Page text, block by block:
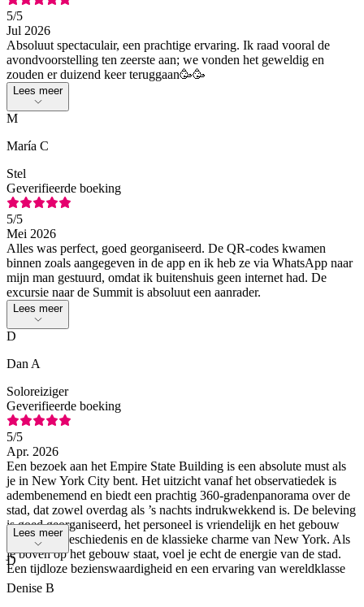
5/5
Jul 2026
Absoluut spectaculair, een prachtige ervaring. Ik raad vooral de
avondvoorstelling ten zeerste aan; we vonden het geweldig en
zouden er duizend keer teruggaan🥳🥳
Lees meer
M
María C
Stel
Geverifieerde boeking
5/5
Mei 2026
Alles was perfect, goed georganiseerd. De QR-codes kwamen
binnen zoals aangegeven in de app en ik heb ze via WhatsApp naar
mijn man gestuurd, omdat ik buitenshuis geen internet had. De
excursie naar de Summit is absoluut een aanrader.
Lees meer
D
Dan A
Soloreiziger
Geverifieerde boeking
5/5
Apr. 2026
Een bezoek aan het Empire State Building is een absolute must als
je in New York City bent. Het uitzicht vanaf het observatiedek is
adembenemend en biedt een prachtig 360-gradenpanorama over de
stad, dat zowel overdag als ’s nachts indrukwekkend is. De beleving
is goed georganiseerd, het personeel is vriendelijk en het gebouw
zelf ademt geschiedenis en de klassieke charme van New York. Als
je boven op het gebouw staat, voel je echt de energie van de stad.
Een tijdloze bezienswaardigheid en een ervaring van wereldklasse
Lees meer
D
Denise B